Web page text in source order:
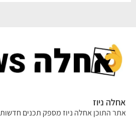
אחלה ניוז
אתר התוכן אחלה ניוז מספק תכנים